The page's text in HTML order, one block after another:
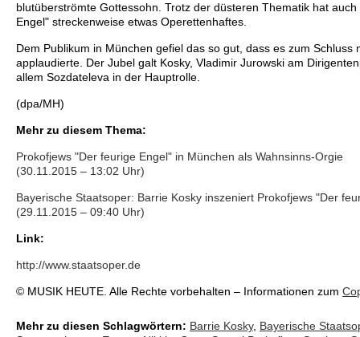
blutüberströmte Gottessohn. Trotz der düsteren Thematik hat
Engel" streckenweise etwas Operettenhaftes.
Dem Publikum in München gefiel das so gut, dass es zum Schluss
applaudierte. Der Jubel galt Kosky, Vladimir Jurowski am
allem Sozdateleva in der Hauptrolle.
(dpa/MH)
Mehr zu diesem Thema:
Prokofjews "Der feurige Engel" in München als Wahnsinns-Orgie
(30.11.2015 – 13:02 Uhr)
Bayerische Staatsoper: Barrie Kosky inszeniert Prokofjews "Der
(29.11.2015 – 09:40 Uhr)
Link:
http://www.staatsoper.de
© MUSIK HEUTE. Alle Rechte vorbehalten – Informationen zum
Mehr zu diesen Schlagwörtern: Barrie Kosky, Bayerische